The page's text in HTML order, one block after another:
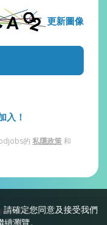
確定您同意及接受我們
續瀏覽。
更新圖像
入！
的 私隱政策和
款及細則